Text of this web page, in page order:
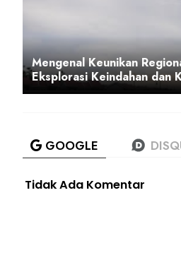
Mengenal Keunikan
Eksplorasi Keindahan dan
Tidak Ada Komentar